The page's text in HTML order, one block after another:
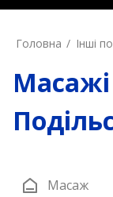
Головна Інші
Масаж